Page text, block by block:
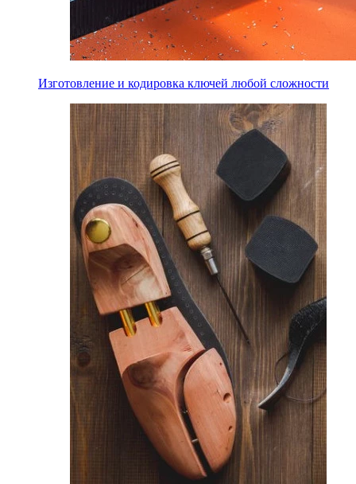
Изготовление и кодировка ключей любой сложности